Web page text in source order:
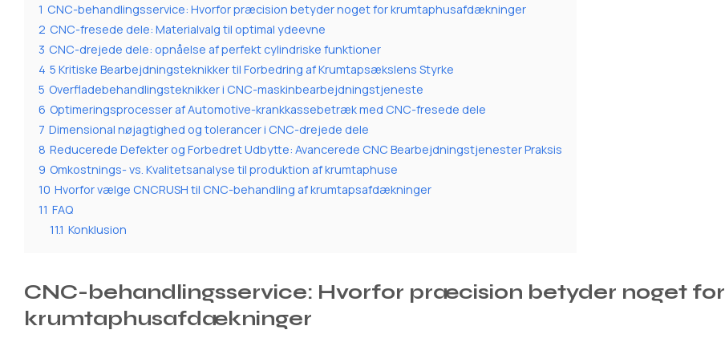
1 CNC-behandlingsservice: Hvorfor præcision betyder noget for krumtaphusafdækninger
2 CNC-fresede dele: Materialvalg til optimal ydeevne
3 CNC-drejede dele: opnåelse af perfekt cylindriske funktioner
4 5 Kritiske Bearbejdningsteknikker til Forbedring af Krumtapsækslens Styrke
5 Overfladebehandlingsteknikker i CNC-maskinbearbejdningstjeneste
6 Optimeringsprocesser af Automotive-krankkassebetræk med CNC-fresede dele
7 Dimensional nøjagtighed og tolerancer i CNC-drejede dele
8 Reducerede Defekter og Forbedret Udbytte: Avancerede CNC Bearbejdningstjenester Praksis
9 Omkostnings- vs. Kvalitetsanalyse til produktion af krumtaphuse
10 Hvorfor vælge CNCRUSH til CNC-behandling af krumtapsafdækninger
11 FAQ
11.1 Konklusion
CNC-behandlingsservice: Hvorfor præcision betyder noget for
krumtaphusafdækninger